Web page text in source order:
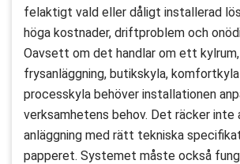
felaktigt vald eller dåligt installerad
höga kostnader, driftproblem och
Oavsett om det handlar om ett
frysanläggning, butikskyla,
processkyla behöver installationen
verksamhetens behov. Det räcker inte
anläggning med rätt tekniska
papperet. Systemet måste också